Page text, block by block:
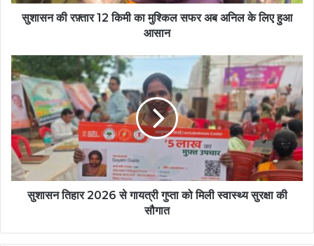
सुशासन की रफ़्तार 12 किमी का मुश्किल सफर अब अनिल के लिए हुआ
आसान
सुशासन तिहार 2026 से गायत्री गुप्ता को मिली स्वास्थ्य सुरक्षा की
सौगात